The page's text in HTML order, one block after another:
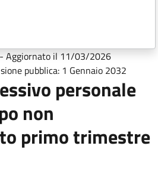
- Aggiornato il 11/03/2026
pubblica: 1 Gennaio 2032
personale
non
primo trimestre